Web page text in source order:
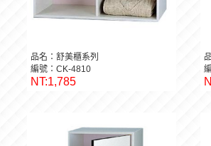
品名：舒美櫃系列
編號：CK-4810
NT:1,785